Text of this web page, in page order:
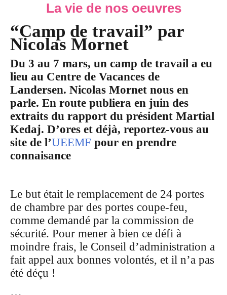
La vie de nos oeuvres
“Camp de travail” par
Nicolas Mornet
Du 3 au 7 mars, un camp de travail a eu
lieu au Centre de Vacances de
Landersen. Nicolas Mornet nous en
parle. En route publiera en juin des
extraits du rapport du président Martial
Kedaj. D’ores et déjà, reportez-vous au
site de l’UEEMF pour en prendre
connaisance
Le but était le remplacement de 24 portes
de chambre par des portes coupe-feu,
comme demandé par la commission de
sécurité. Pour mener à bien ce défi à
moindre frais, le Conseil d’administration a
fait appel aux bonnes volontés, et il n’a pas
été déçu !
…